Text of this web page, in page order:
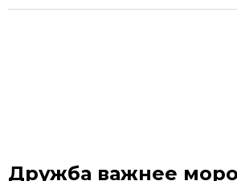
Дружба важнее